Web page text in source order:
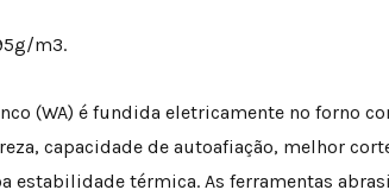
m3.
(WA) é fundida eletricamente no forno
capacidade de autoafiação, melhor
estabilidade térmica. As ferramentas